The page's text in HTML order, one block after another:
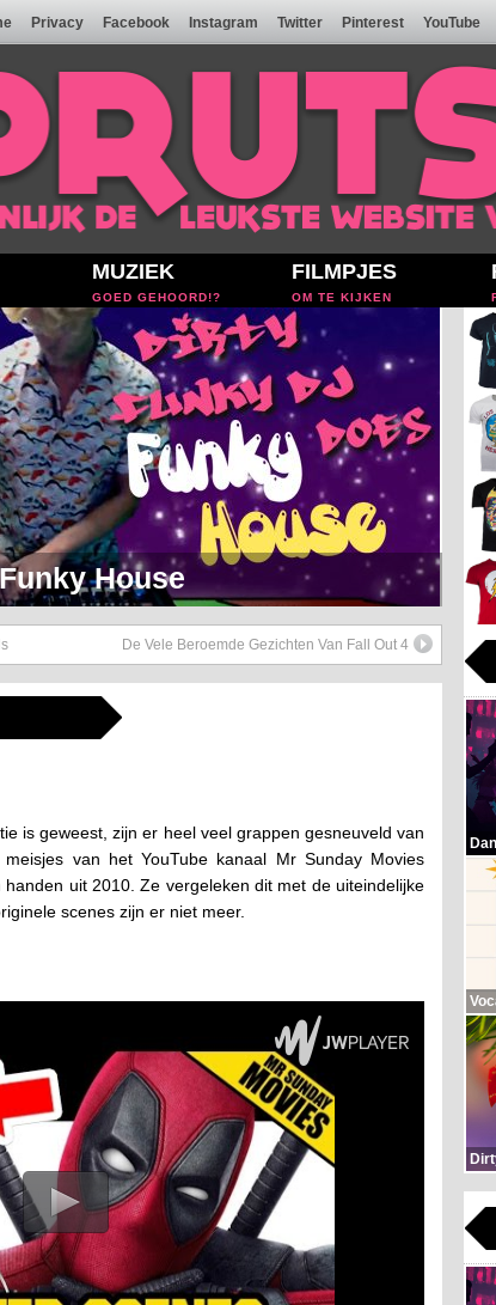
Privacy Facebook Instagram Twitter Pinterest YouTube
MUZIEK
GOED GEHOORD!?
FILMPJES
OM TE KIJKEN
Heerlijk Soul Setje
De Vele Beroemde Gezichten Van Fall Out 4
is geweest, zijn er heel veel grappen gesneuveld van
van het YouTube kanaal Mr Sunday Movies
uit 2010. Ze vergeleken dit met de uiteindelijke
scenes zijn er niet meer.